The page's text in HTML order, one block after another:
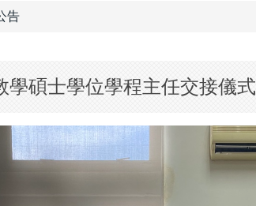
告
學碩士學位學程主任交接儀式